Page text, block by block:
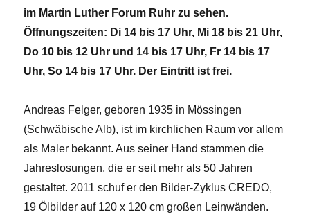
im Martin Luther Forum Ruhr zu sehen.
Öffnungszeiten: Di 14 bis 17 Uhr, Mi 18 bis 21 Uhr,
Do 10 bis 12 Uhr und 14 bis 17 Uhr, Fr 14 bis 17
Uhr, So 14 bis 17 Uhr. Der Eintritt ist frei.
Andreas Felger, geboren 1935 in Mössingen
(Schwäbische Alb), ist im kirchlichen Raum vor allem
als Maler bekannt. Aus seiner Hand stammen die
Jahreslosungen, die er seit mehr als 50 Jahren
gestaltet. 2011 schuf er den Bilder-Zyklus CREDO,
19 Ölbilder auf 120 x 120 cm großen Leinwänden.